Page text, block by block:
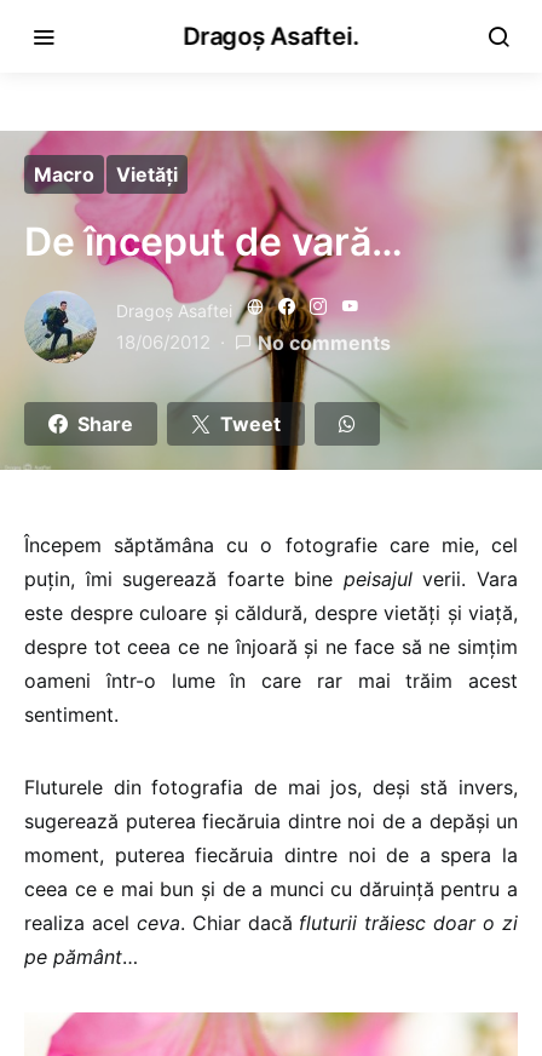
Dragoș Asaftei.
Macro Vietăţi
De început de vară…
Dragoş Asaftei
18/06/2012 No comments
Share Tweet
Începem săptămâna cu o fotografie care mie, cel
puțin, îmi sugerează foarte bine peisajulverii. Vara
este despre culoare și căldură, despre vietăți și viață,
despre tot ceea ce ne înjoară și ne face să ne simțim
oameni într-o lume în care rar mai trăim acest
sentiment.
Fluturele din fotografia de mai jos, deși stă invers,
sugerează puterea fiecăruia dintre noi de a depăși un
moment, puterea fiecăruia dintre noi de a spera la
ceea ce e mai bun și de a munci cu dăruință pentru a
realiza acel ceva. Chiar dacă fluturii trăiesc doar o zi
pe pământ…